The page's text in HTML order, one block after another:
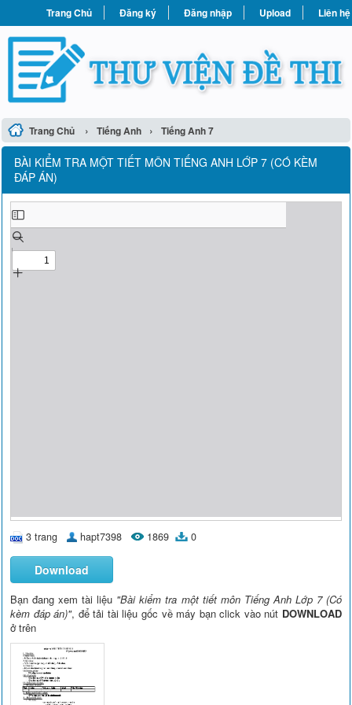
Trang Chủ Đăng ký Đăng nhập Upload Liên hệ
Trang Chủ › Tiếng Anh › Tiếng Anh 7
BÀI KIỂM TRA MỘT TIẾT MÔN TIẾNG ANH LỚP 7 (CÓ KÈM
ĐÁP ÁN)
3 trang hapt7398 1869 0
Download
Bạn đang xem tài liệu "Bài kiểm tra một tiết môn Tiếng Anh Lớp 7 (Có
kèm đáp án)", để tải tài liệu gốc về máy bạn click vào nút DOWNLOAD
ở trên